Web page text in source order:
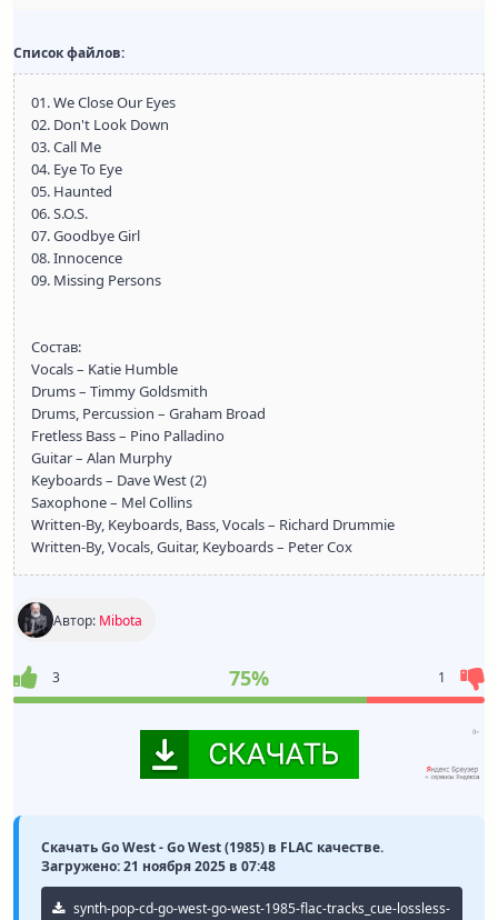
Список файлов:
01. We Close Our Eyes
02. Don't Look Down
03. Call Me
04. Eye To Eye
05. Haunted
06. S.O.S.
07. Goodbye Girl
08. Innocence
09. Missing Persons
Состав:
Vocals – Katie Humble
Drums – Timmy Goldsmith
Drums, Percussion – Graham Broad
Fretless Bass – Pino Palladino
Guitar – Alan Murphy
Keyboards – Dave West (2)
Saxophone – Mel Collins
Written-By, Keyboards, Bass, Vocals – Richard Drummie
Written-By, Vocals, Guitar, Keyboards – Peter Cox
Автор: Mibota
3 75% 1
Скачать Go West - Go West (1985) в FLAC качестве.
Загружено: 21 ноября 2025 в 07:48
synth-pop-cd-go-west-go-west-1985-flac-tracks_cue-lossless-